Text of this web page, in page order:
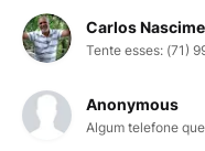
Carlos
Tente esses: (71)
Anonymous
Algum telefone